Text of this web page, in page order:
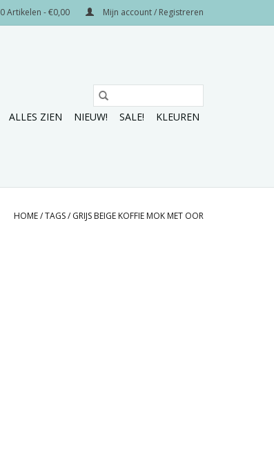
0 Artikelen - €0,00 Mijn account / Registreren
ALLES ZIEN NIEUW! SALE! KLEUREN
HOME/TAGS/ GRIJS BEIGE KOFFIE MOK MET OOR